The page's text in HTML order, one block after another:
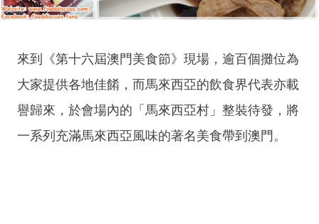
來到《第十六屆澳門美食節》現場，逾百個攤位為
大家提供各地佳餚，而馬來西亞的飲食界代表亦載
譽歸來，於會場內的「馬來西亞村」整裝待發，將
一系列充滿馬來西亞風味的著名美食帶到澳門。